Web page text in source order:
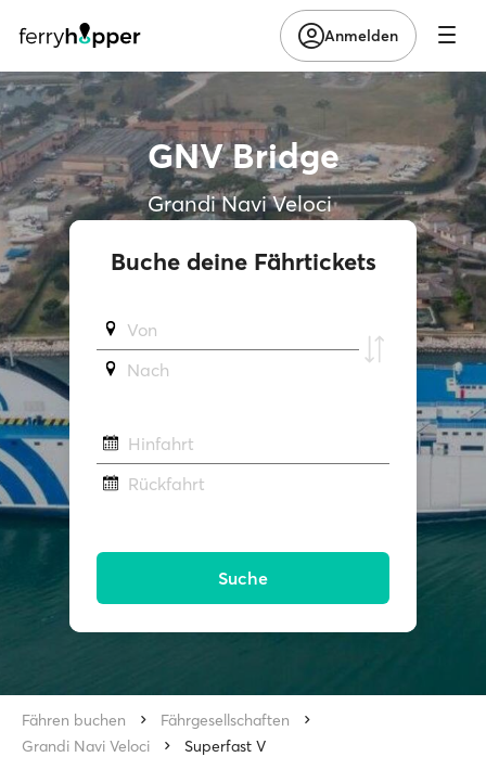
Anmelden
GNV Bridge
Grandi Navi Veloci
Buche deine Fährtickets
Von
Νach
Hinfahrt
Rückfahrt
Suche
Fähren buchen
Fährgesellschaften
Grandi Navi Veloci
Superfast V